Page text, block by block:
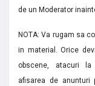
de un Moderator
NOTA: Va rugam sa
in material. Orice
obscene, atacuri la
afisarea de anunturi